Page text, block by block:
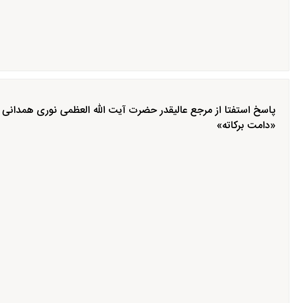
پاسخ استفتا از مرجع عالیقدر حضرت آیت الله العظمی نوری
«دامت برکاته»